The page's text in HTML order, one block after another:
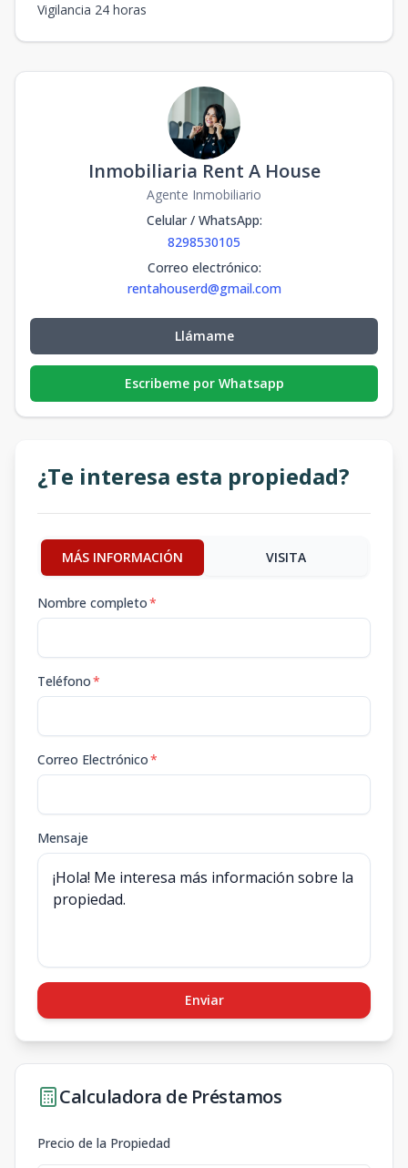
Vigilancia 24 horas
Inmobiliaria Rent A House
Agente Inmobiliario
Celular / WhatsApp:
8298530105
Correo electrónico:
rentahouserd@gmail.com
Llámame
Escribeme por Whatsapp
¿Te interesa esta propiedad?
MÁS INFORMACIÓN VISITA
Nombre completo*
Teléfono*
Correo Electrónico*
Mensaje
Enviar
Calculadora de Préstamos
Precio de la Propiedad